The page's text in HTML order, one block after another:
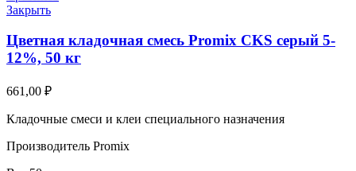
Закрыть
Цветная кладочная смесь Promix CKS серый 5-
12%, 50 кг
661,00 ₽
Кладочные смеси и клеи специального назначения
Производитель Promix